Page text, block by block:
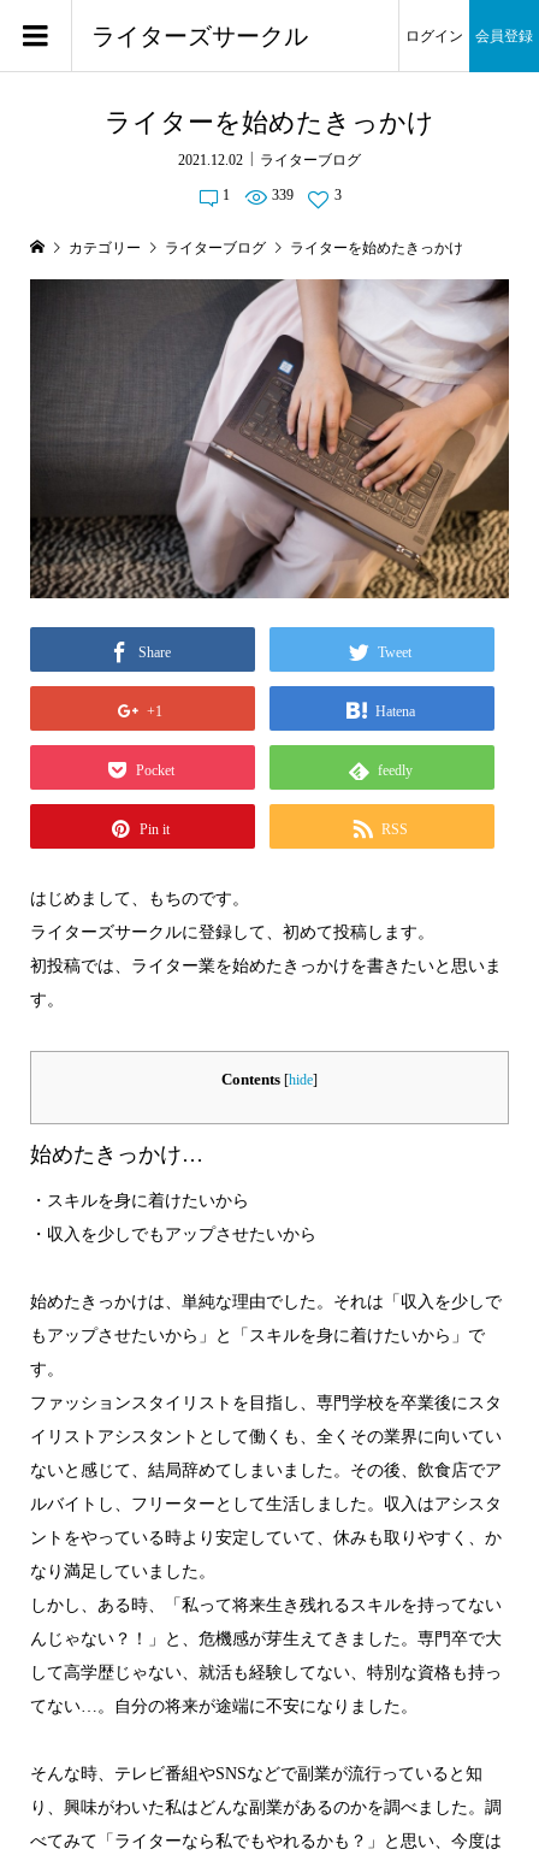
ライターズサークル ログイン 会員登録
ライターを始めたきっかけ
2021.12.02 ライターブログ
1 339 3
カテゴリー ライターブログ ライターを始めたきっかけ
Share Tweet
+1 Hatena
Pocket feedly
Pin it RSS
はじめまして、もちのです。
ライターズサークルに登録して、初めて投稿します。
初投稿では、ライター業を始めたきっかけを書きたいと思いま
す。
Contents [hide]
始めたきっかけ…
・スキルを身に着けたいから
・収入を少しでもアップさせたいから
始めたきっかけは、単純な理由でした。それは「収入を少しで
もアップさせたいから」と「スキルを身に着けたいから」で
す。
ファッションスタイリストを目指し、専門学校を卒業後にスタ
イリストアシスタントとして働くも、全くその業界に向いてい
ないと感じて、結局辞めてしまいました。その後、飲食店でア
ルバイトし、フリーターとして生活しました。収入はアシスタ
ントをやっている時より安定していて、休みも取りやすく、か
なり満足していました。
しかし、ある時、「私って将来生き残れるスキルを持ってない
んじゃない？！」と、危機感が芽生えてきました。専門卒で大
して高学歴じゃない、就活も経験してない、特別な資格も持っ
てない…。自分の将来が途端に不安になりました。
そんな時、テレビ番組やSNSなどで副業が流行っていると知
り、興味がわいた私はどんな副業があるのかを調べました。調
べてみて「ライターなら私でもやれるかも？」と思い、今度は